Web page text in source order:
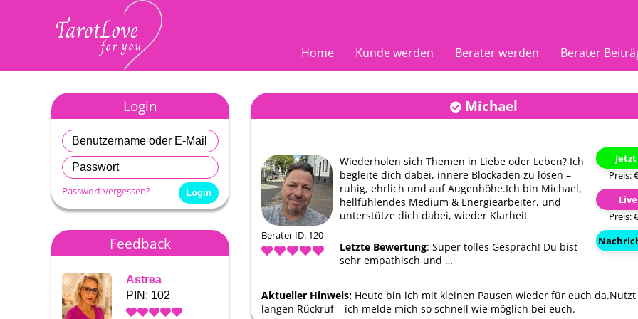
Home Kunde werden Berater werden Berater
Login
Passwort vergessen?
Feedback
Astrea
PIN: 102
PIN: 102
PIN: 102
PIN:
Michael
Berater ID: 120
Wiederholen sich Themen in Liebe oder Leben? Ich
begleite dich dabei, innere Blockaden zu lösen –
ruhig, ehrlich und auf Augenhöhe.Ich bin Michael,
hellfühlendes Medium & Energiearbeiter, und
unterstütze dich dabei, wieder Klarheit
Letzte Bewertung: Super tolles Gespräch! Du bist
sehr empathisch und …
Preis:
Preis:
Aktueller Hinweis: Heute bin ich mit kleinen Pausen wieder für euch
langen Rückruf – ich melde mich so schnell wie möglich bei euch.